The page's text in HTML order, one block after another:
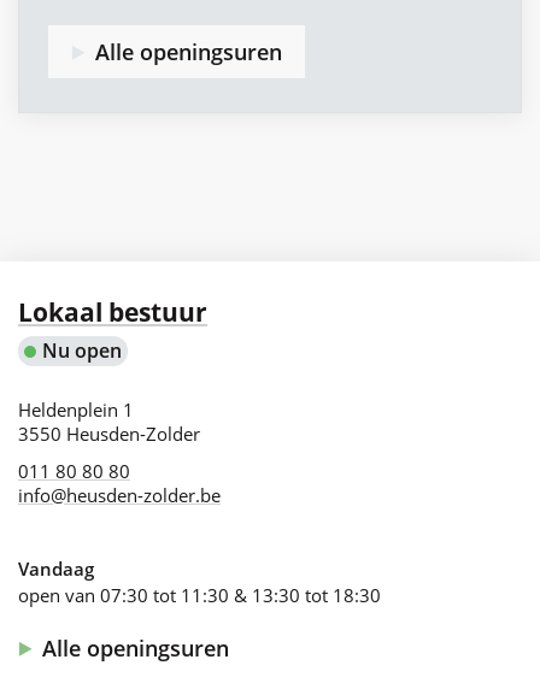
Alle openingsuren
Contact
Lokaal bestuur
Nu open
Adres
Heldenplein 1
,3550 Heusden-Zolder
011 80 80 80
info@heusden-zolder.be
Vandaag
open van 07:30 tot 11:30 & 13:30 tot 18:30
Alle openingsuren